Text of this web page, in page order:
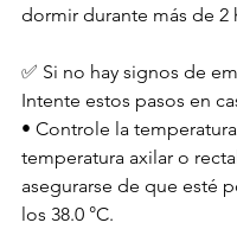
dormir durante más de 2
✅ Si no hay signos de
Intente estos pasos en
• Controle la
temperatura axilar o
asegurarse de que esté
los 38.0 °C.